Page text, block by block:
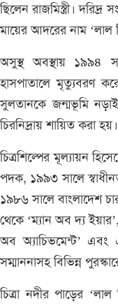
ছিলেন রাজমিস্ত্রী।
মায়ের আদরের নাম ‘লাল
অসুস্থ অবস্থায় ১৯৯৪
হাসপাতালে মৃত্যুবরণ
সুলতানকে জন্মভূমি
চিরনিদ্রায় শায়িত করা হয়।
চিত্রশিল্পের মূল্যায়ন
পদক, ১৯৯৩ সালে
১৯৮৬ সালে বাংলাদেশ
থেকে ‘ম্যান অব দ্য
অব অ্যাচিভমেন্ট’ এবং
সম্মাননাসহ বিভিন্ন
চিত্রা নদীর পাড়ের